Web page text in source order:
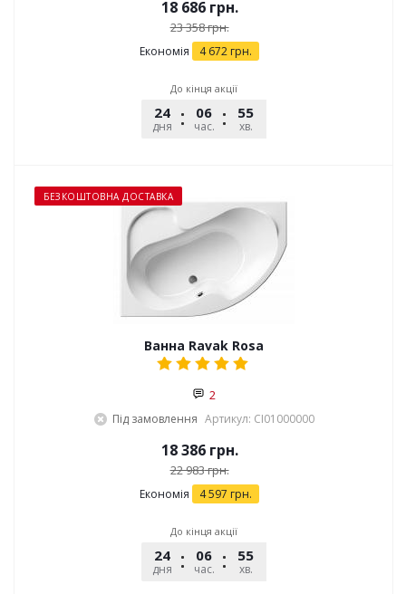
18 686грн.
23 358грн.
Економія 4 672 грн.
До кінця акції
24
дня
06
час.
55
хв.
БЕЗКОШТОВНА ДОСТАВКА
Ванна Ravak Rosa
2
Під замовлення Артикул: CI01000000
18 386грн.
22 983грн.
Економія 4 597 грн.
До кінця акції
24
дня
06
час.
55
хв.